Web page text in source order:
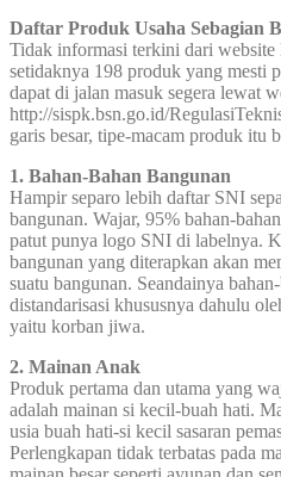
Daftar Produk Usaha Sebagian
Tidak informasi terkini dari
setidaknya 198 produk yang mesti
dapat di jalan masuk segera lewat
http://sispk.bsn.go.id/
garis besar, tipe-macam produk itu
1. Bahan-Bahan Bangunan
Hampir separo lebih daftar SNI
bangunan. Wajar, 95% bahan-
patut punya logo SNI di labelnya.
bangunan yang diterapkan akan
suatu bangunan. Seandainya
distandarisasi khususnya dahulu
yaitu korban jiwa.
2. Mainan Anak
Produk pertama dan utama yang
adalah mainan si kecil-buah hati.
usia buah hati-si kecil sasaran
Perlengkapan tidak terbatas pada